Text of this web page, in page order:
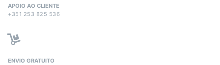
APOIO AO CLIENTE
+351 253 825 536
ENVIO GRATUITO